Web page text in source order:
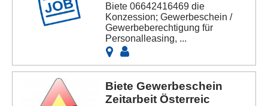
Biete 06642416469 die
Konzession; Gewerbeschein /
Gewerbeberechtigung für
Personalleasing, ...
Biete Gewerbeschein
Zeitarbeit Österreic